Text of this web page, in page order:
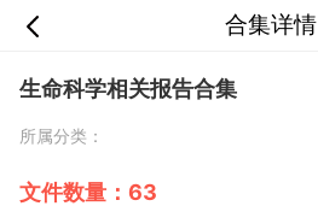
合集详情
首页 分类
外语
智库
城市
生命科学相关报告合集
所属分类：
文件数量：63